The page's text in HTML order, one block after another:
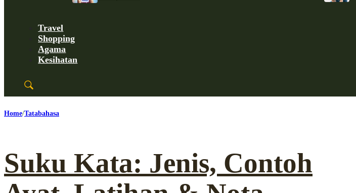
Travel
Shopping
Agama
Kesihatan
Home Tatabahasa
Suku Kata: Jenis, Contoh